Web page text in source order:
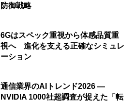
防御戦略
6Gはスペック重視から体感品質重
視へ 進化を支える正確なシミュレ
ーション
通信業界のAIトレンド2026 ―
NVIDIA 1000社超調査が捉えた「転